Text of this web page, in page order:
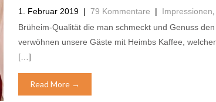
1. Februar 2019 | 79 Kommentare | Impressionen
Brüheim-Qualität die man schmeckt und Genuss
verwöhnen unsere Gäste mit Heimbs Kaffee,
[…]
Read More →